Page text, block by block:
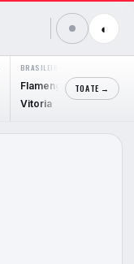
◐
BRASILEIRÃO SERIE A
Flamengo
2
Vitoria
TOATE →